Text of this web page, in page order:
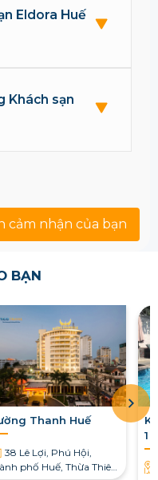
Eldora Huế
Khách sạn
cảm nhận của bạn
BẠN
Thanh Huế
38 Lê Lợi, Phú Hội,
phố Huế, Thừa Thiên
1